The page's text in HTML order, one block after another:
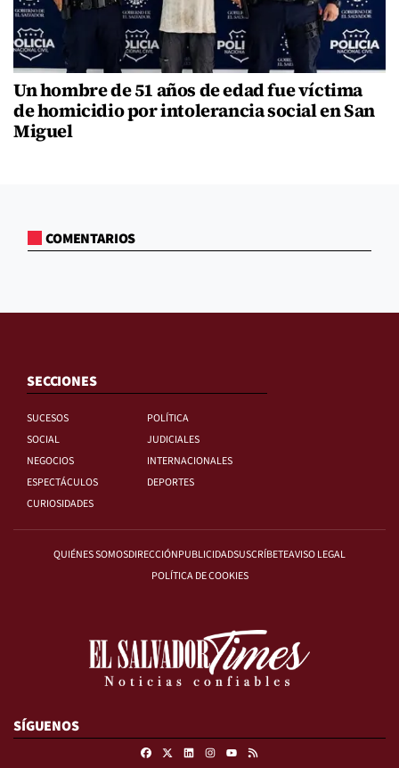
Un hombre de 51 años de edad fue víctima
de homicidio por intolerancia social en San
Miguel
COMENTARIOS
SECCIONES
SUCESOS
POLÍTICA
SOCIAL
JUDICIALES
NEGOCIOS
INTERNACIONALES
ESPECTÁCULOS
DEPORTES
CURIOSIDADES
QUIÉNES SOMOSDIRECCIÓNPUBLICIDADSUSCRÍBETEAVISO LEGAL
POLÍTICA DE COOKIES
SÍGUENOS
FacebookLinkedinInstagram